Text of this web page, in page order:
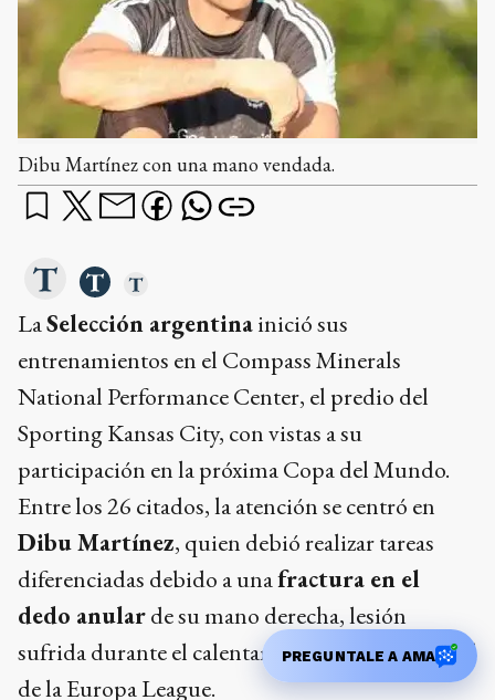
Dibu Martínez con una mano vendada.
LaSelección argentinainició sus
entrenamientos en el Compass Minerals
National Performance Center, el predio del
Sporting Kansas City, con vistas a su
participación en la próxima Copa del Mundo.
Entre los 26 citados, la atención se centró en
Dibu Martínez, quien debió realizar tareas
diferenciadas debido a unafractura en el
dedo anularde su mano derecha, lesión
sufrida durante el calentamiento previo a la final
de la Europa League.
PREGUNTALE A AMA